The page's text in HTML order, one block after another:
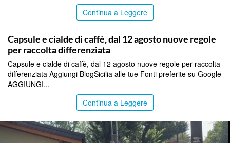
Continua a Leggere
Capsule e cialde di caffè, dal 12 agosto nuove regole
per raccolta differenziata
Capsule e cialde di caffè, dal 12 agosto nuove regole per raccolta
differenziata Aggiungi BlogSicilia alle tue Fonti preferite su Google
AGGIUNGI...
Continua a Leggere